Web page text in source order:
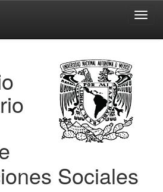
Sociales